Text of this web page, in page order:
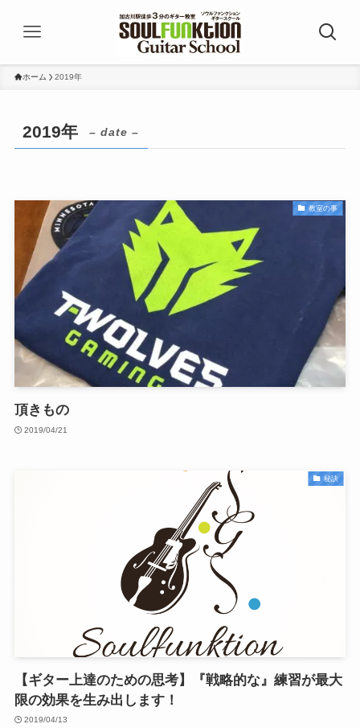
ホーム 2019年
2019年 – date –
教室の事
頂きもの
2019/04/21
秘訣
【ギター上達のための思考】『戦略的な』練習が最大
限の効果を生み出します！
2019/04/13